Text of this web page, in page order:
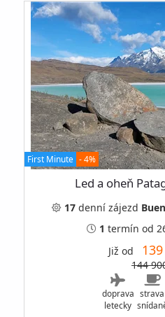
First Minute - 4%
Led a oheň
17 denní zájezd
1 termín od
Již od
144
doprava
letecky
strava